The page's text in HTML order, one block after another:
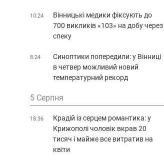
10:24
Вінницькі медики фіксують до
700 викликів «103» на добу через
спеку
8:24
Синоптики попередили: у Вінниці
в четвер можливий новий
температурний рекорд
5 Серпня
18:36
Крадій із серцем романтика: у
Крижополі чоловік вкрав 20
тисяч і майже все витратив на
квіти